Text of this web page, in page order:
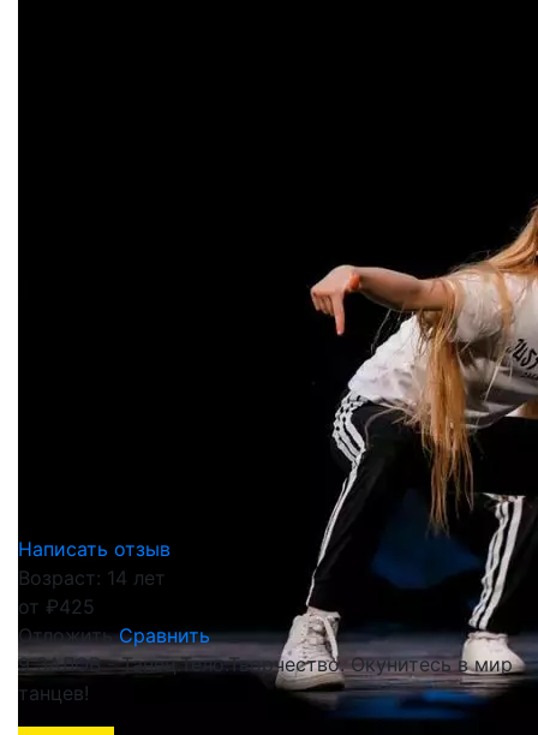
Написать отзыв
Возраст: 14 лет
от ₽425
Отложить Сравнить
9 ЗАЛОВ - Танец.Тело.Творчество. Окунитесь в мир
танцев!